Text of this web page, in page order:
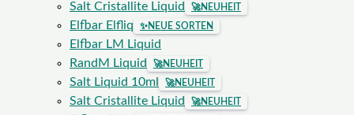
Salt Cristallite Liquid 🚀NEUHEIT
Elfbar Elfliq ✨NEUE SORTEN
Elfbar LM Liquid
RandM Liquid
🚀NEUHEIT
Salt Liquid 10ml 🚀NEUHEIT
Salt Cristallite Liquid 🚀NEUHEIT